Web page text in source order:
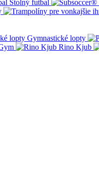
Stolný futbal
Gymnastické lopty
Rino Kjub